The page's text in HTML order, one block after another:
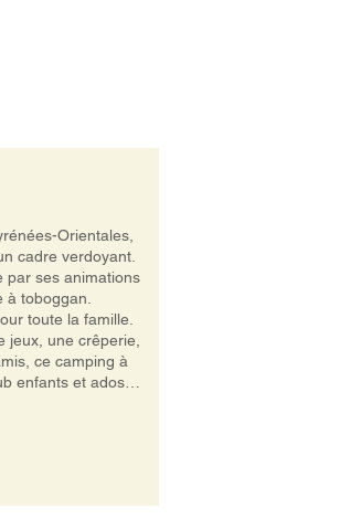
Orientales,
cadre verdoyant.
par ses animations
toboggan.
toute la famille.
jeux, une crêperie,
ce camping à
enfants et ados,
dans la piscine,